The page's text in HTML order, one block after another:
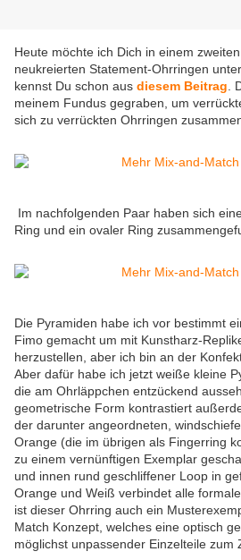
Heute möchte ich Dich in einem
neukreierten Statement-Ohrringen
kennst Du schon aus diesem Beitrag .
meinem Fundus gegraben, um
sich zu verrückten Ohrringen
Im nachfolgenden Paar haben sich
Ring und ein ovaler Ring
Die Pyramiden habe ich vor bestimmt
Fimo gemacht um mit Kunstharz-
herzustellen, aber ich bin an der
Aber dafür habe ich jetzt weiße kleine
die am Ohrläppchen entzückend
geometrische Form kontrastiert
der darunter angeordneten,
Orange (die im übrigen als Fingerring
zu einem vernünftigen Exemplar
und innen rund geschliffener Loop in
Orange und Weiß verbindet alle
ist dieser Ohrring auch ein
Match Konzept, welches eine optisch
möglichst unpassender Einzelteile zum